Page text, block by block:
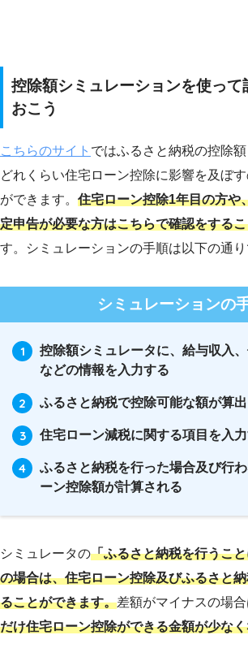
控除額シミュレーションを使って
おこう
こちらのサイト ではふるさと納税の控除
どれくらい住宅ローン控除に影響を及ぼ
ができます。 住宅ローン控除1年目の方や
定申告が必要な方はこちらで確認をする
す。シミュレーションの手順は以下の通り
シミュレーションの
控除額シミュレータに、給与収入
などの情報を入力する
ふるさと納税で控除可能な額が算
住宅ローン減税に関する項目を入
ふるさと納税を行った場合及び行
ーン控除額が計算される
シミュレータの「ふるさと納税を行うこ
の場合は、住宅ローン控除及びふるさと
ることができます。差額がマイナスの場合
だけ住宅ローン控除ができる金額が少な